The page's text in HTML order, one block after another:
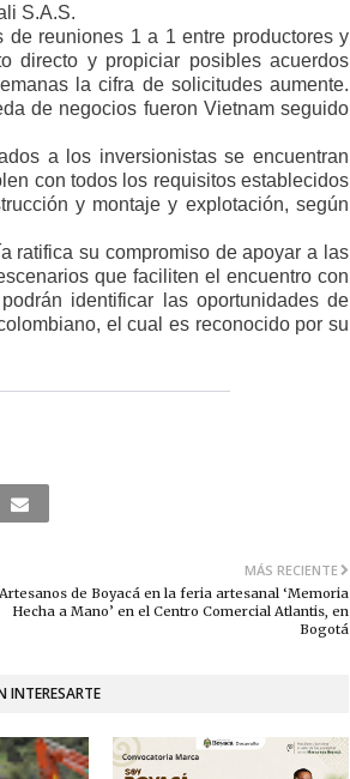
S.A.S.
reuniones 1 a 1 entre productores y
directo y propiciar posibles acuerdos
la cifra de solicitudes aumente.
de negocios fueron Vietnam seguido
a los inversionistas se encuentran
con todos los requisitos establecidos
y montaje y explotación, según
ratifica su compromiso de apoyar a las
que faciliten el encuentro con
identificar las oportunidades de
el cual es reconocido por su
MÁS RECIENTE
Artesanos de Boyacá en la feria artesanal ‘Memoria
Hecha a Mano’ en el Centro Comercial Atlantis, en
Bogotá
INTERESARTE